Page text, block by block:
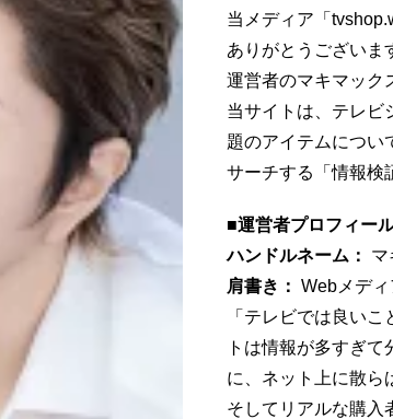
当メディア「
ありがとうございま
運営者のマキマック
当サイトは、テレビ
題のアイテムについ
サーチする「情報検
■運営者プロフィー
ハンドルネーム：
マ
肩書き： Webメデ
「テレビでは良い
トは情報が多すぎ
に、ネット上に散ら
そしてリアルな購入